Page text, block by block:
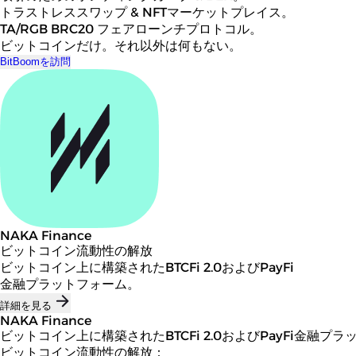
トラストレススワップ & NFTマーケットプレイス。
TA/RGB BRC20 フェアローンチプロトコル。
ビットコインだけ。それ以外は何もない。
BitBoomを訪問
NAKA Finance
ビットコイン流動性の解放
ビットコイン上に構築されたBTCFi 2.0およびPayFi
金融プラットフォーム。
詳細を見る
NAKA Finance
ビットコイン上に構築されたBTCFi 2.0およびPayFi金融プラッ
ビットコイン流動性の解放：